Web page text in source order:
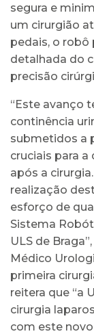
segura e
um cirurgião
pedais, o robô
detalhada do
precisão
“Este avanço
continência
submetidos a
cruciais para
após a
realização
esforço de
Sistema
ULS de
Médico
primeira
reitera que “a
cirurgia
com este